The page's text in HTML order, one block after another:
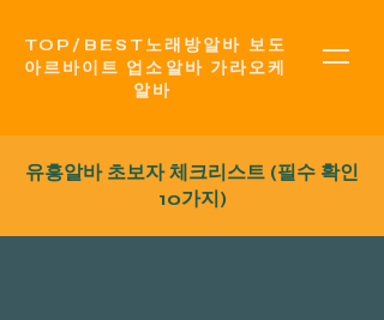
TOP​/BEST노래방알바 보도
아르바이트 업소알바 가라오케
알바
유흥알바초보자 체크리스트 (필수 확인
10가지)